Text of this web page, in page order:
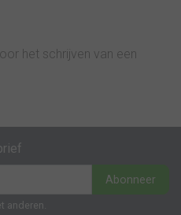
het schrijven van een
Abonneer
anderen.